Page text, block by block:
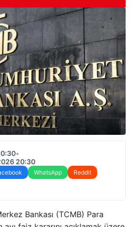
•
20:30
WhatsApp
Reddit
Bankası (TCMB) Para